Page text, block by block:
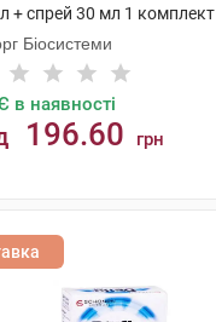
+ спрей 30 мл 1 комплект
Біосистеми
в наявності
196.60 грн